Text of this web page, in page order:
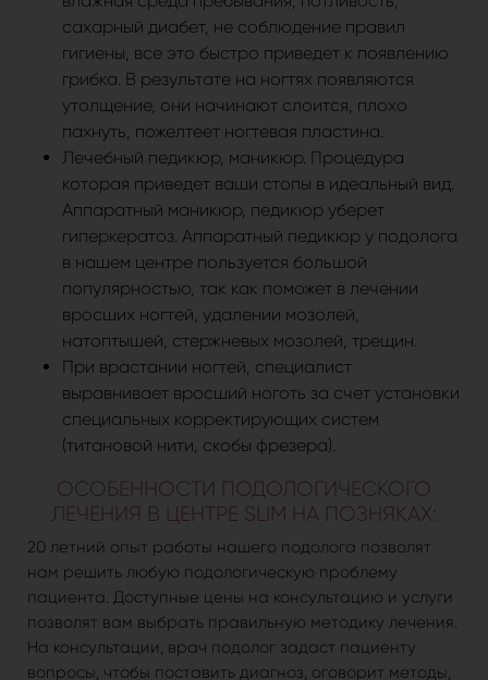
сахарный диабет, не соблюдение правил
гигиены, все это быстро приведет к появлению
грибка. В результате на ногтях появляются
утолщение, они начинают слоится, плохо
пахнуть, пожелтеет ногтевая пластина.
Лечебный педикюр, маникюр. Процедура
которая приведет ваши стопы в идеальный вид.
Аппаратный маникюр, педикюр уберет
гиперкератоз. Аппаратный педикюр у подолога
в нашем центре пользуется большой
популярностью, так как поможет в лечении
вросших ногтей, удалении мозолей,
натоптышей, стержневых мозолей, трещин.
При врастании ногтей, специалист
выравнивает вросший ноготь за счет установки
специальных корректирующих систем
(титановой нити, скобы фрезера).
ОСОБЕННОСТИ ПОДОЛОГИЧЕСКОГО
ЛЕЧЕНИЯ В ЦЕНТРЕ SLIM НА ПОЗНЯКАХ:
20 летний опыт работы нашего подолога позволят
нам решить любую подологическую проблему
пациента. Доступные цены на консультацию и услуги
позволят вам выбрать правильную методику лечения.
На консультации, врач подолог задаст пациенту
вопросы, чтобы поставить диагноз, оговорит методы,